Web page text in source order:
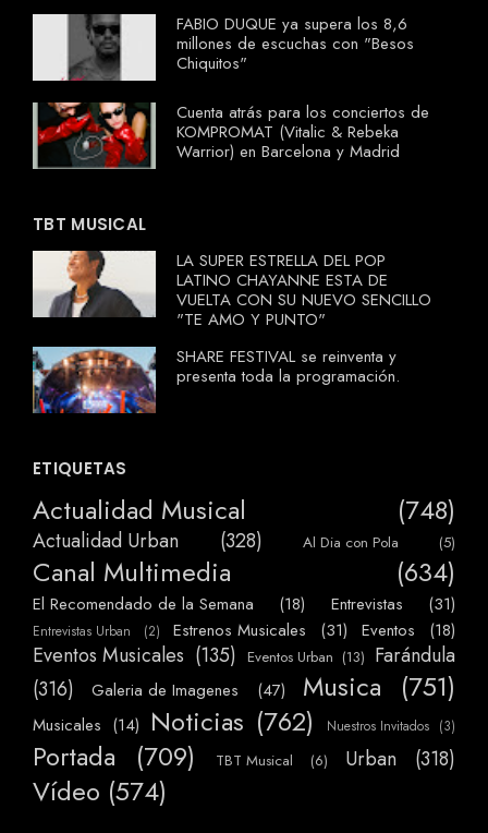
FABIO DUQUE ya supera los 8,6
millones de escuchas con "Besos
Chiquitos"
Cuenta atrás para los conciertos de
KOMPROMAT (Vitalic & Rebeka
Warrior) en Barcelona y Madrid
TBT MUSICAL
LA SUPER ESTRELLA DEL POP
LATINO CHAYANNE ESTA DE
VUELTA CON SU NUEVO SENCILLO
"TE AMO Y PUNTO"
SHARE FESTIVAL se reinventa y
presenta toda la programación.
ETIQUETAS
Actualidad Musical (748)
Actualidad Urban (328) Al Dia con Pola (5)
Canal Multimedia (634)
El Recomendado de la Semana (18) Entrevistas (31)
Entrevistas Urban (2) Estrenos Musicales (31) Eventos (18)
Eventos Musicales (135) Eventos Urban (13) Farándula
(316)
Galeria de Imagenes (47) Musica (751)
Musicales (14) Noticias (762) Nuestros Invitados (3)
Portada (709) TBT Musical (6) Urban (318)
Vídeo (574)